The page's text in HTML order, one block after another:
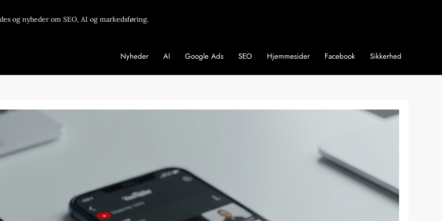
og nyheder om SEO, AI og markedsføring.
Nyheder AI Google Ads SEO Hjemmesider Facebook Sikkerhed